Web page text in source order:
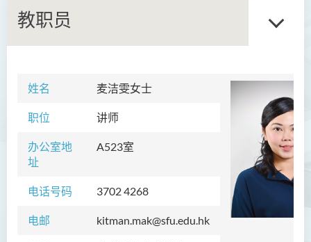
教职员
姓名 麦洁雯女士
职位 讲师
办公室地
址
A523室
电话号码 3702 4268
电邮 kitman.mak@sfu.edu.hk
学院简介
校外顾问团及校外考试委员